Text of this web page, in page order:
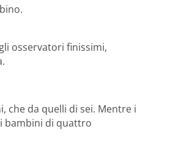
osservatori finissimi,
che da quelli di sei. Mentre i
bambini di quattro